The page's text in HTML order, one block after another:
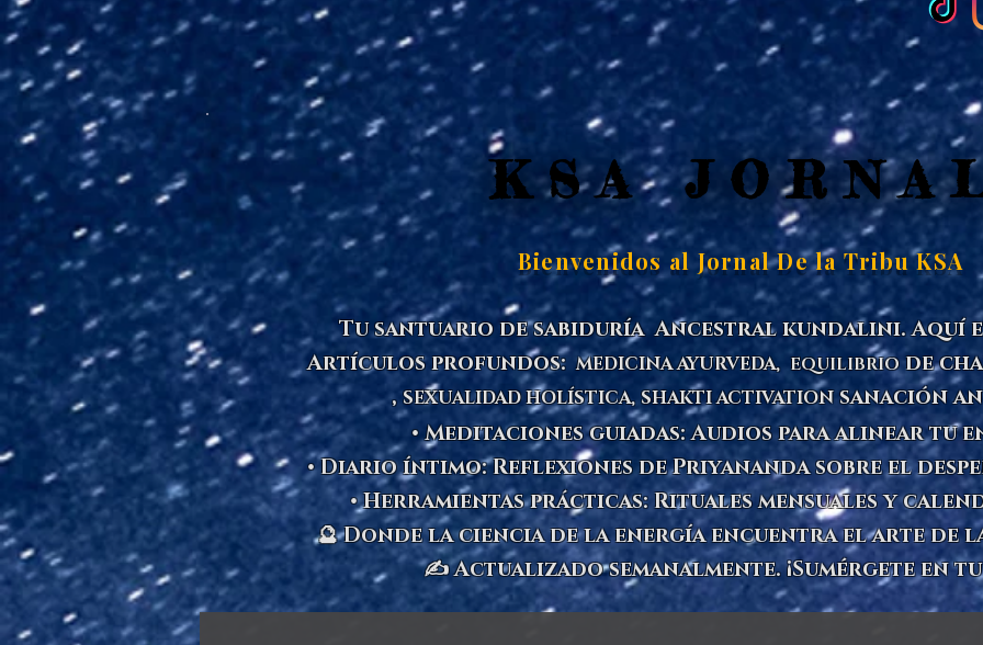
KSA
KSA
Bienvenidos al Jornal De la Tribu KSA
Tu santuario de sabiduría Ancestral kundalini.
Artículos profundos: MEDICINAAYURVEDA, EQUILIBRIOde
, SEXUALIDAD HOLÍSTICA, SHAKTI ACTIVATIONsanación
• Meditaciones guiadas: Audios para alinear tu
• Diario íntimo: Reflexiones de Priyananda sobre el
• Herramientas prácticas: Rituales mensuales y
🔮 Donde la ciencia de la energía encuentra el arte de
✍️ Actualizado semanalmente. ¡Sumérgete en